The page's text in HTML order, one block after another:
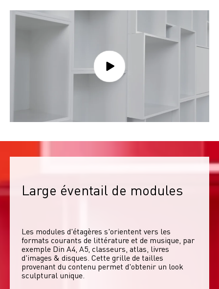
Large éventail de modules
Les modules d'étagères s'orientent vers les
formats courants de littérature et de musique, par
exemple Din A4, A5, classeurs, atlas, livres
d'images & disques. Cette grille de tailles
provenant du contenu permet d'obtenir un look
sculptural unique.